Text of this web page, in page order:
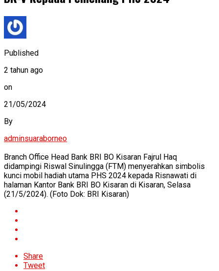
Published
2 tahun ago
on
21/05/2024
By
adminsuaraborneo
Branch Office Head Bank BRI BO Kisaran Fajrul Haq
didampingi Riswal Sinulingga (FTM) menyerahkan simbolis
kunci mobil hadiah utama PHS 2024 kepada Risnawati di
halaman Kantor Bank BRI BO Kisaran di Kisaran, Selasa
(21/5/2024). (Foto Dok: BRI Kisaran)
Share
Tweet